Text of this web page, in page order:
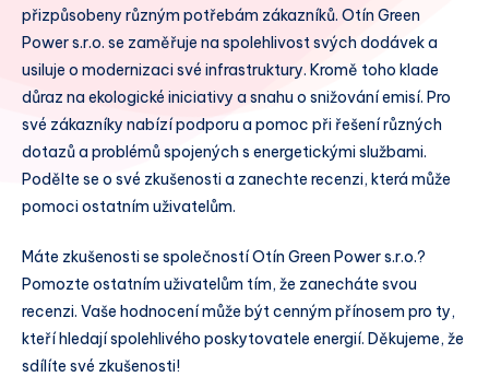
přizpůsobeny různým potřebám zákazníků. Otín Green
Power s.r.o. se zaměřuje na spolehlivost svých dodávek a
usiluje o modernizaci své infrastruktury. Kromě toho klade
důraz na ekologické iniciativy a snahu o snižování emisí. Pro
své zákazníky nabízí podporu a pomoc při řešení různých
dotazů a problémů spojených s energetickými službami.
Podělte se o své zkušenosti a zanechte recenzi, která může
pomoci ostatním uživatelům.
Máte zkušenosti se společností Otín Green Power s.r.o.?
Pomozte ostatním uživatelům tím, že zanecháte svou
recenzi. Vaše hodnocení může být cenným přínosem pro ty,
kteří hledají spolehlivého poskytovatele energií. Děkujeme, že
sdílíte své zkušenosti!